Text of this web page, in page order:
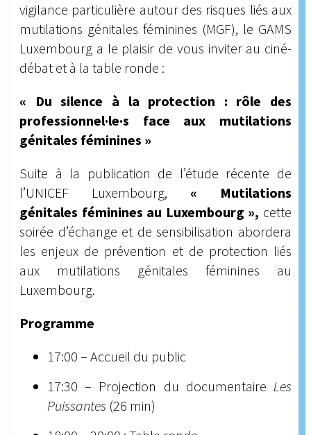
vigilance particulière autour des risques liés aux
mutilations génitales féminines (MGF), le GAMS
Luxembourg a le plaisir de vous inviter au ciné-
débat et à la table ronde :
« Du silence à la protection : rôle des
professionnel·le·s face aux mutilations
génitales féminines »
Suite à la publication de l’étude récente de
l’UNICEF Luxembourg, « Mutilations
génitales féminines au Luxembourg », cette
soirée d’échange et de sensibilisation abordera
les enjeux de prévention et de protection liés
aux mutilations génitales féminines au
Luxembourg.
Programme
17:00 – Accueil du public
17:30 – Projection du documentaire Les
Puissantes (26 min)